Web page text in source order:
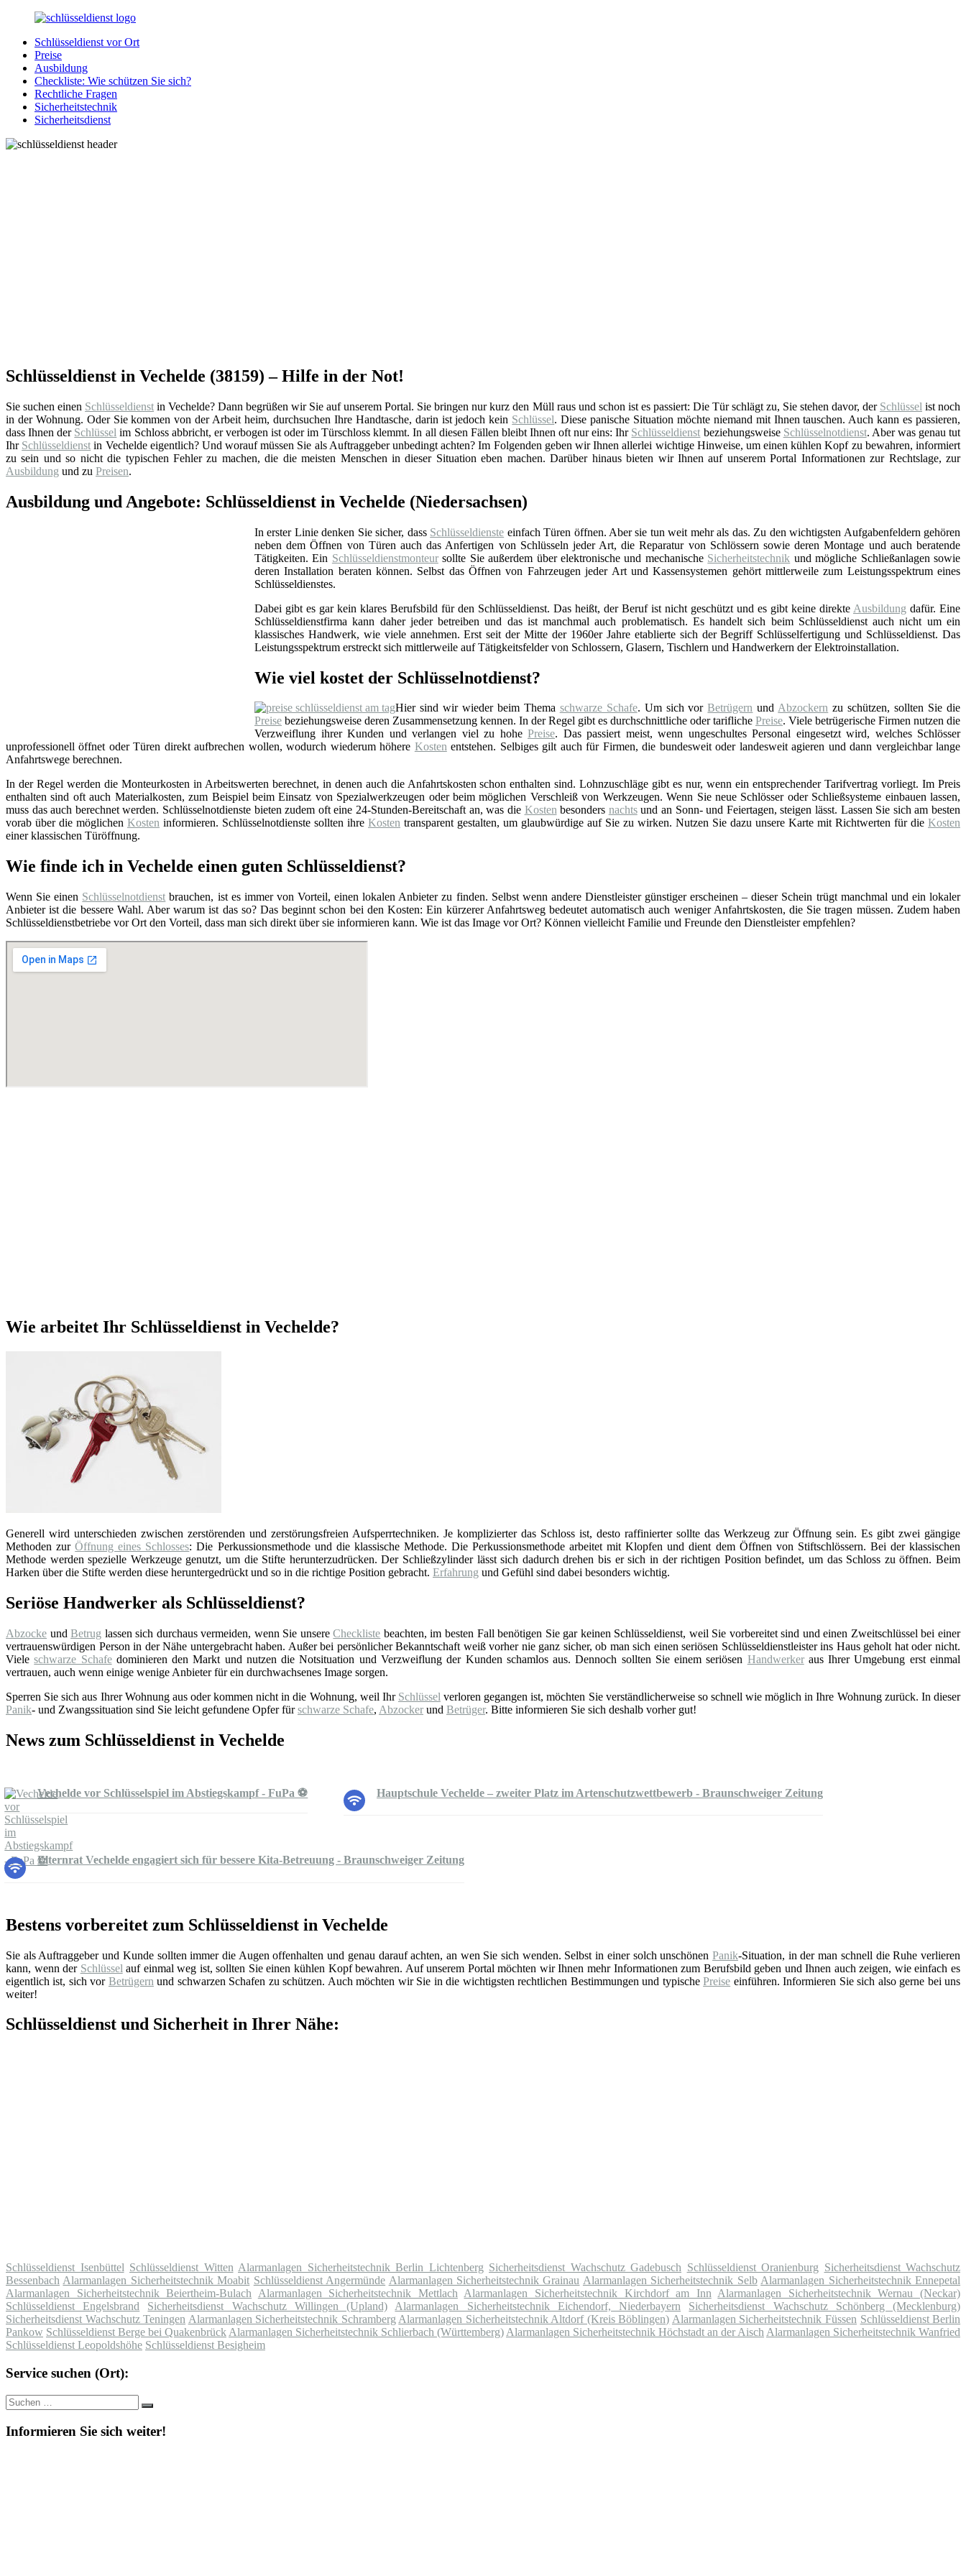
Zurück
Inhalt
SchluesseldienstDirekt.de
Ihre
Notlage
wird
gelöst!
Schlüsseldienst vor Ort
Preise
Ausbildung
Checkliste: Wie schützen Sie sich?
Rechtliche Fragen
Sicherheitstechnik
Sicherheitsdienst
Schlüsseldienst in Vechelde (38159) – Hilfe in der Not!
Sie suchen einen Schlüsseldienst in Vechelde? Dann begrüßen wir Sie auf unserem Portal. Sie bringen nur kurz den Müll raus und schon ist es passiert: Die Tür schlägt zu, Sie stehen davor, der Schlüssel ist noch
in der Wohnung. Oder Sie kommen von der Arbeit heim, durchsuchen Ihre Handtasche, darin ist jedoch kein Schlüssel. Diese panische Situation möchte niemand mit Ihnen tauschen. Auch kann es passieren,
dass Ihnen der Schlüssel im Schloss abbricht, er verbogen ist oder im Türschloss klemmt. In all diesen Fällen bleibt Ihnen oft nur eins: Ihr Schlüsseldienst beziehungsweise Schlüsselnotdienst. Aber was genau tut
Ihr Schlüsseldienst in Vechelde eigentlich? Und worauf müssen Sie als Auftraggeber unbedingt achten? Im Folgenden geben wir Ihnen allerlei wichtige Hinweise, um einen kühlen Kopf zu bewahren, informiert
zu sein und so nicht die typischen Fehler zu machen, die die meisten Menschen in dieser Situation eben machen. Darüber hinaus bieten wir Ihnen auf unserem Portal Informationen zur Rechtslage, zur
Ausbildung und zu Preisen.
Ausbildung und Angebote: Schlüsseldienst in Vechelde (Niedersachsen)
In erster Linie denken Sie sicher, dass Schlüsseldienste einfach Türen öffnen. Aber sie tun weit mehr als das. Zu den wichtigsten Aufgabenfeldern gehören
neben dem Öffnen von Türen auch das Anfertigen von Schlüsseln jeder Art, die Reparatur von Schlössern sowie deren Montage und auch beratende
Tätigkeiten. Ein Schlüsseldienstmonteursollte Sie außerdem über elektronische und mechanische Sicherheitstechnik und mögliche Schließanlagen sowie
deren Installation beraten können. Selbst das Öffnen von Fahrzeugen jeder Art und Kassensystemen gehört mittlerweile zum Leistungsspektrum eines
Schlüsseldienstes.
Dabei gibt es gar kein klares Berufsbild für den Schlüsseldienst. Das heißt, der Beruf ist nicht geschützt und es gibt keine direkte Ausbildung dafür. Eine
Schlüsseldienstfirma kann daher jeder betreiben und das ist manchmal auch problematisch. Es handelt sich beim Schlüsseldienst auch nicht um ein
klassisches Handwerk, wie viele annehmen. Erst seit der Mitte der 1960er Jahre etablierte sich der Begriff Schlüsselfertigung und Schlüsseldienst. Das
Leistungsspektrum erstreckt sich mittlerweile auf Tätigkeitsfelder von Schlossern, Glasern, Tischlern und Handwerkern der Elektroinstallation.
Wie viel kostet der Schlüsselnotdienst?
Hier sind wir wieder beim Thema schwarze Schafe. Um sich vorBetrügern undAbzockern zu schützen, sollten Sie die
Preise beziehungsweise deren Zusammensetzung kennen. In der Regel gibt es durchschnittliche oder tarifliche Preise. Viele betrügerische Firmen nutzen die
Verzweiflung ihrer Kunden und verlangen viel zu hohe Preise. Das passiert meist, wenn ungeschultes Personal eingesetzt wird, welches Schlösser
unprofessionell öffnet oder Türen direkt aufbrechen wollen, wodurch wiederum höhere Kostenentstehen. Selbiges gilt auch für Firmen, die bundesweit oder landesweit agieren und dann vergleichbar lange
Anfahrtswege berechnen.
In der Regel werden die Monteurkosten in Arbeitswerten berechnet, in denen auch die Anfahrtskosten schon enthalten sind. Lohnzuschläge gibt es nur, wenn ein entsprechender Tarifvertrag vorliegt. Im Preis
enthalten sind oft auch Materialkosten, zum Beispiel beim Einsatz von Spezialwerkzeugen oder beim möglichen Verschleiß von Werkzeugen. Wenn Sie neue Schlösser oder Schließsysteme einbauen lassen,
muss das auch berechnet werden. Schlüsselnotdienste bieten zudem oft eine 24-Stunden-Bereitschaft an, was die Kostenbesonders nachtsund an Sonn- und Feiertagen, steigen lässt. Lassen Sie sich am besten
vorab über die möglichen Kosten informieren. Schlüsselnotdienste sollten ihre Kosten transparent gestalten, um glaubwürdige auf Sie zu wirken. Nutzen Sie dazu unsere Karte mit Richtwerten für die Kosten
einer klassischen Türöffnung.
Wie finde ich in Vechelde einen guten Schlüsseldienst?
Wenn Sie einen Schlüsselnotdienst brauchen, ist es immer von Vorteil, einen lokalen Anbieter zu finden. Selbst wenn andere Dienstleister günstiger erscheinen – dieser Schein trügt manchmal und ein lokaler
Anbieter ist die bessere Wahl. Aber warum ist das so? Das beginnt schon bei den Kosten: Ein kürzerer Anfahrtsweg bedeutet automatisch auch weniger Anfahrtskosten, die Sie tragen müssen. Zudem haben
Schlüsseldienstbetriebe vor Ort den Vorteil, dass man sich direkt über sie informieren kann. Wie ist das Image vor Ort? Können vielleicht Familie und Freunde den Dienstleister empfehlen?
Wie arbeitet Ihr Schlüsseldienst in Vechelde?
Generell wird unterschieden zwischen zerstörenden und zerstörungsfreien Aufsperrtechniken. Je komplizierter das Schloss ist, desto raffinierter sollte das Werkzeug zur Öffnung sein. Es gibt zwei gängige
Methoden zurÖffnung eines Schlosses: Die Perkussionsmethode und die klassische Methode. Die Perkussionsmethode arbeitet mit Klopfen und dient dem Öffnen von Stiftschlössern. Bei der klassischen
Methode werden spezielle Werkzeuge genutzt, um die Stifte herunterzudrücken. Der Schließzylinder lässt sich dadurch drehen bis er sich in der richtigen Position befindet, um das Schloss zu öffnen. Beim
Harken über die Stifte werden diese heruntergedrückt und so in die richtige Position gebracht. Erfahrung und Gefühl sind dabei besonders wichtig.
Seriöse Handwerker als Schlüsseldienst?
Abzocke undBetrug lassen sich durchaus vermeiden, wenn Sie unsereCheckliste beachten, im besten Fall benötigen Sie gar keinen Schlüsseldienst, weil Sie vorbereitet sind und einen Zweitschlüssel bei einer
vertrauenswürdigen Person in der Nähe untergebracht haben. Außer bei persönlicher Bekanntschaft weiß vorher nie ganz sicher, ob man sich einen seriösen Schlüsseldienstleister ins Haus geholt hat oder nicht.
Vieleschwarze Schafedominieren den Markt und nutzen die Notsituation und Verzweiflung der Kunden schamlos aus. Dennoch sollten Sie einem seriösen Handwerkeraus Ihrer Umgebung erst einmal
vertrauen, auch wenn einige wenige Anbieter für ein durchwachsenes Image sorgen.
Sperren Sie sich aus Ihrer Wohnung aus oder kommen nicht in die Wohnung, weil Ihr Schlüssel verloren gegangen ist, möchten Sie verständlicherweise so schnell wie möglich in Ihre Wohnung zurück. In dieser
Panik- und Zwangssituation sind Sie leicht gefundene Opfer fürschwarze Schafe, Abzocker und Betrüger. Bitte informieren Sie sich deshalb vorher gut!
News zum Schlüsseldienst in Vechelde
Vechelde vor Schlüsselspiel im Abstiegskampf - FuPa ⚽️ Hauptschule Vechelde – zweiter Platz im Artenschutzwettbewerb - Braunschweiger Zeitung
Elternrat Vechelde engagiert sich für bessere Kita-Betreuung - Braunschweiger Zeitung
Bestens vorbereitet zum Schlüsseldienst in Vechelde
Sie als Auftraggeber und Kunde sollten immer die Augen offenhalten und genau darauf achten, an wen Sie sich wenden. Selbst in einer solch unschönenPanik-Situation, in der man schnell die Ruhe verlieren
kann, wenn der Schlüssel auf einmal weg ist, sollten Sie einen kühlen Kopf bewahren. Auf unserem Portal möchten wir Ihnen mehr Informationen zum Berufsbild geben und Ihnen auch zeigen, wie einfach es
eigentlich ist, sich vor Betrügern und schwarzen Schafen zu schützen. Auch möchten wir Sie in die wichtigsten rechtlichen Bestimmungen und typischePreise einführen. Informieren Sie sich also gerne bei uns
weiter!
Schlüsseldienst und Sicherheit in Ihrer Nähe:
Schlüsseldienst Isenbüttel Schlüsseldienst Witten Alarmanlagen Sicherheitstechnik Berlin Lichtenberg Sicherheitsdienst Wachschutz Gadebusch Schlüsseldienst Oranienburg Sicherheitsdienst Wachschutz
Bessenbach Alarmanlagen Sicherheitstechnik Moabit Schlüsseldienst Angermünde Alarmanlagen Sicherheitstechnik Grainau Alarmanlagen Sicherheitstechnik Selb Alarmanlagen Sicherheitstechnik Ennepetal
Alarmanlagen Sicherheitstechnik Beiertheim-Bulach
Alarmanlagen Sicherheitstechnik Mettlach Alarmanlagen Sicherheitstechnik Kirchdorf am Inn Alarmanlagen Sicherheitstechnik Wernau (Neckar)
Schlüsseldienst Engelsbrand
Sicherheitsdienst Wachschutz Willingen (Upland) Alarmanlagen Sicherheitstechnik Eichendorf, Niederbayern
Sicherheitsdienst Wachschutz Schönberg (Mecklenburg)
Sicherheitsdienst Wachschutz Teningen Alarmanlagen Sicherheitstechnik Schramberg Alarmanlagen Sicherheitstechnik Altdorf (Kreis Böblingen) Alarmanlagen Sicherheitstechnik Füssen Schlüsseldienst Berlin
Pankow Schlüsseldienst Berge bei Quakenbrück Alarmanlagen Sicherheitstechnik Schlierbach (Württemberg) Alarmanlagen Sicherheitstechnik Höchstadt an der Aisch Alarmanlagen Sicherheitstechnik Wanfried
Schlüsseldienst Leopoldshöhe Schlüsseldienst Besigheim
Service suchen (Ort):
Suche
nach:
Suchen
Informieren Sie sich weiter!